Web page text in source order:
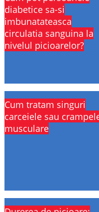
diabetice sa-si
imbunatateasca
circulatia sanguina la
nivelul picioarelor?
Cum tratam singuri
carceiele sau
musculare